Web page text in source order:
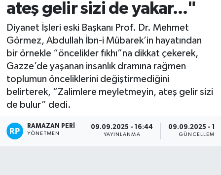
ateş gelir sizi de yakar..."
Diyanet İşleri eski Başkanı Prof. Dr. Mehmet
Görmez, Abdullah İbn-i Mübarek’in hayatından
bir örnekle “öncelikler fıkhı”na dikkat çekerek,
Gazze’de yaşanan insanlık dramına rağmen
toplumun önceliklerini değiştirmediğini
belirterek, “Zalimlere meyletmeyin, ateş gelir sizi
de bulur” dedi.
RAMAZAN PERI
YÖNETMEN
09.09.2025 - 16:44
YAYINLANMA
09.09.2025 -
GÜNCELLEME
HİKAYELER
İSLAM VE KÜLTÜR
KADIN AİLE
ÖZEL HABER
TASAVVUF
İSLAM VE KÜLTÜR
Haber Arşivi